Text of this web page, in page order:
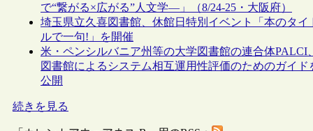
で“繋がる×広がる”人文学―」（8/24-25・大阪府）
埼玉県立久喜図書館、休館日特別イベント「本のタイ
ルで一句!」を開催
米・ペンシルバニア州等の大学図書館の連合体PALCI、
図書館によるシステム相互運用性評価のためのガイド
公開
続きを見る